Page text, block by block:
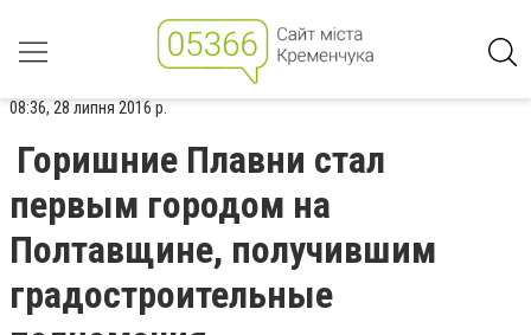
08:36, 28 липня 2016 р.
Горишние Плавни стал
первым городом на
Полтавщине, получившим
градостроительные